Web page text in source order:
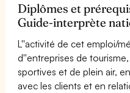
Diplômes et
Guide-interprète
L''activité de cet emploi/
d''entreprises de
sportives et de plein air,
avec les clients et en